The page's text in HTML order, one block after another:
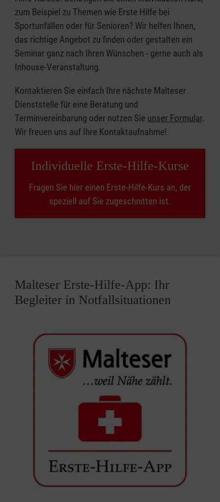
zum Beispiel zu Themen wie Erste Hilfe bei
Sportunfällen oder für Senioren? Wir helfen Ihnen,
das richtige Angebot zu finden oder gestalten ein
Seminar ganz nach Ihren Wünschen - gerne auch als
Inhouse-Veranstaltung.
Kontaktieren Sie einfach Ihre nächste Malteser
Dienststelle für eine Beratung und
Terminvereinbarung oder nutzen Sie unser Formular.
Wir freuen uns auf Ihre Kontaktaufnahme!
Individuelle Erste-Hilfe-Kurse
Fragen Sie hier einen Erste-Hilfe-Kurs an, der
speziell auf Sie zugeschnitten ist.
Malteser Erste-Hilfe-App: Ihr
Begleiter in Notfallsituationen